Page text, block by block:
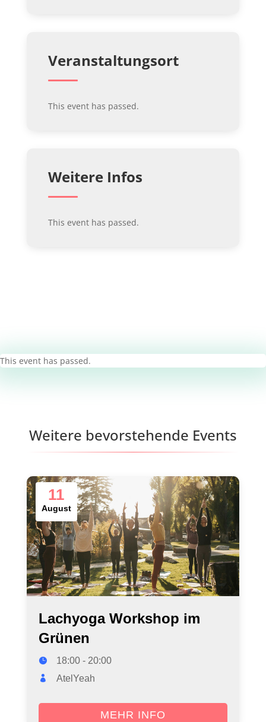
Veranstaltungsort
This event has passed.
Weitere Infos
This event has passed.
This event has passed.
Weitere bevorstehende Events
11
August
Lachyoga Workshop im
Grünen
18:00 - 20:00
AtelYeah
MEHR INFO